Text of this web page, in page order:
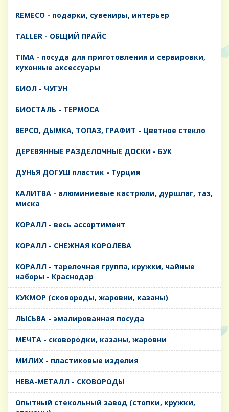
REMECO - подарки, сувениры, интерьер
TALLER - ОБЩИЙ ПРАЙС
TIMA - посуда для приготовления и сервировки,
кухонные аксессуары
БИОЛ - ЧУГУН
БИОСТАЛЬ - ТЕРМОСА
ВЕРСО, ДЫМКА, ТОПАЗ, ГРАФИТ - Цветное стекло
ДЕРЕВЯННЫЕ РАЗДЕЛОЧНЫЕ ДОСКИ - БУК
ДУНЬЯ ДОГУШ пластик - Турция
КАЛИТВА - алюминиевые кастрюли, дуршлаг, таз,
миска
КОРАЛЛ - весь ассортимент
КОРАЛЛ - СНЕЖНАЯ КОРОЛЕВА
КОРАЛЛ - тарелочная группа, кружки, чайные
наборы - Краснодар
КУКМОР (сковороды, жаровни, казаны)
ЛЫСЬВА - эмалированная посуда
МЕЧТА - сковородки, казаны, жаровни
МИЛИХ - пластиковые изделия
НЕВА-МЕТАЛЛ - СКОВОРОДЫ
Опытный стекольный завод (стопки, кружки,